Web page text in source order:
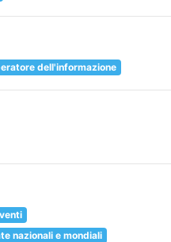
dell'informazione
nazionali e mondiali